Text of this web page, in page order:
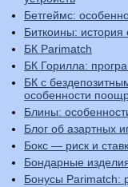
Бетгеймс:
Биткоины:
БК Parimatch
БК Горилла:
БК с
особенности
Блины:
Блог об азартных
Бокс — риск и
Бондарные
Бонусы Parimatch: